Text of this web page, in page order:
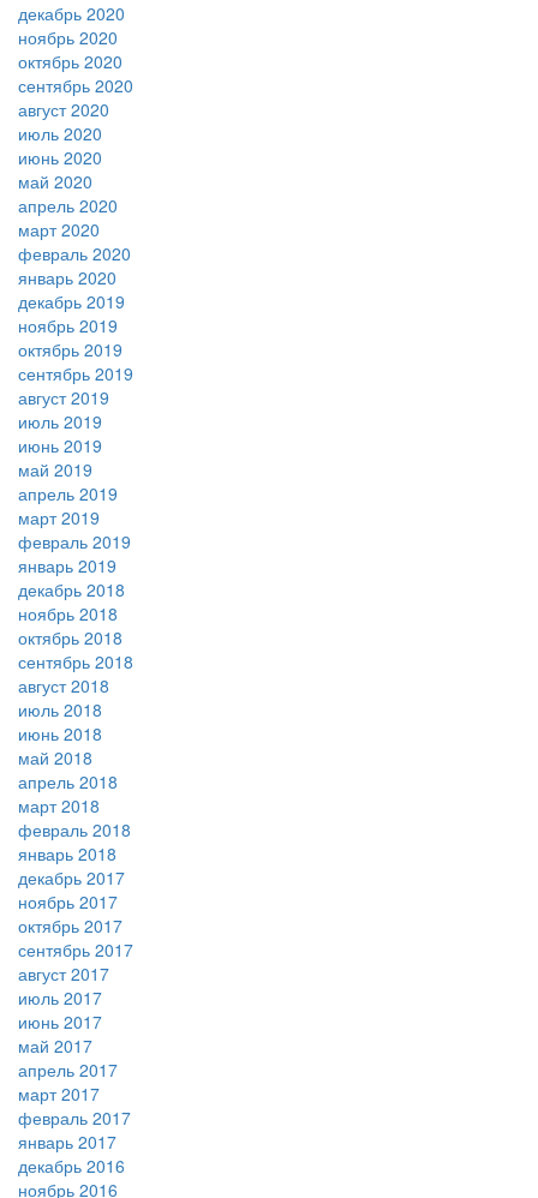
декабрь 2020
ноябрь 2020
октябрь 2020
сентябрь 2020
август 2020
июль 2020
июнь 2020
май 2020
апрель 2020
март 2020
февраль 2020
январь 2020
декабрь 2019
ноябрь 2019
октябрь 2019
сентябрь 2019
август 2019
июль 2019
июнь 2019
май 2019
апрель 2019
март 2019
февраль 2019
январь 2019
декабрь 2018
ноябрь 2018
октябрь 2018
сентябрь 2018
август 2018
июль 2018
июнь 2018
май 2018
апрель 2018
март 2018
февраль 2018
январь 2018
декабрь 2017
ноябрь 2017
октябрь 2017
сентябрь 2017
август 2017
июль 2017
июнь 2017
май 2017
апрель 2017
март 2017
февраль 2017
январь 2017
декабрь 2016
ноябрь 2016